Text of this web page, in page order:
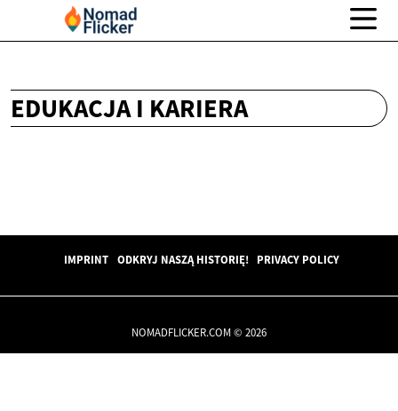
EDUKACJA I KARIERA
IMPRINT ODKRYJ NASZĄ HISTORIĘ! PRIVACY POLICY
NOMADFLICKER.COM © 2026